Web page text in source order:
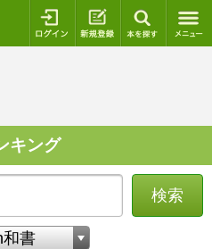
ログイン 新規登録
キング
検索